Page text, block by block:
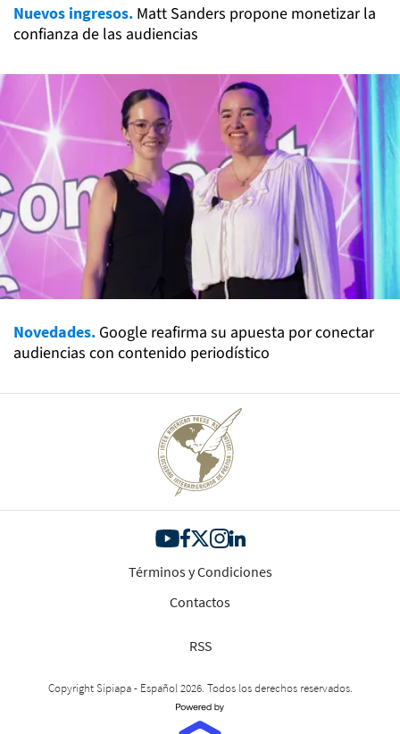
Nuevos ingresos. Matt Sanders propone monetizar la
confianza de las audiencias
Novedades. Google reafirma su apuesta por conectar
audiencias con contenido periodístico
Términos y Condiciones
Contactos
RSS
Copyright Sipiapa - Español 2026. Todos los derechos reservados.